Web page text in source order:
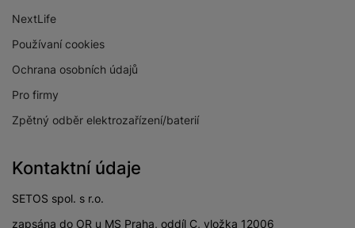
NextLife
Používaní cookies
Ochrana osobních údajů
Pro firmy
Zpětný odběr elektrozařízení/baterií
Kontaktní údaje
SETOS spol. s r.o.
zapsána do OR u MS Praha, oddíl C, vložka 12006